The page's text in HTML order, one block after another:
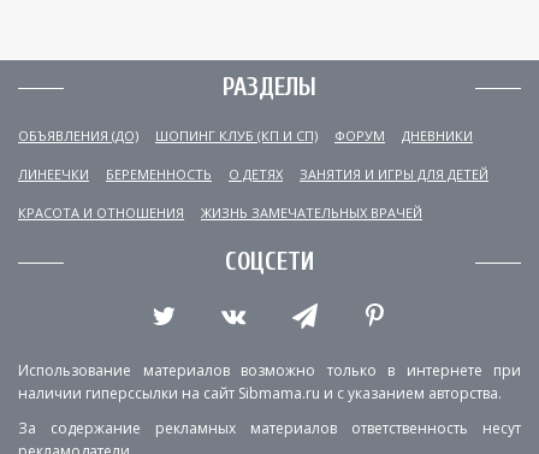
РАЗДЕЛЫ
ОБЪЯВЛЕНИЯ (ДО) ШОПИНГ КЛУБ (КП И СП) ФОРУМ ДНЕВНИКИ
ЛИНЕЕЧКИ БЕРЕМЕННОСТЬ О ДЕТЯХ ЗАНЯТИЯ И ИГРЫ ДЛЯ ДЕТЕЙ
КРАСОТА И ОТНОШЕНИЯ ЖИЗНЬ ЗАМЕЧАТЕЛЬНЫХ ВРАЧЕЙ
СОЦСЕТИ
Использование материалов возможно только в интернете при
наличии гиперссылки на сайт Sibmama.ru и с указанием авторства.
За содержание рекламных материалов ответственность несут